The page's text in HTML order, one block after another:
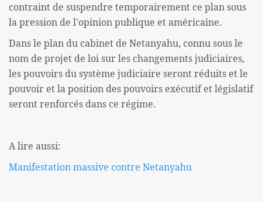
contraint de suspendre temporairement ce plan sous
la pression de l'opinion publique et américaine.
Dans le plan du cabinet de Netanyahu, connu sous le
nom de projet de loi sur les changements judiciaires,
les pouvoirs du système judiciaire seront réduits et le
pouvoir et la position des pouvoirs exécutif et législatif
seront renforcés dans ce régime.
A lire aussi:
Manifestation massive contre Netanyahu